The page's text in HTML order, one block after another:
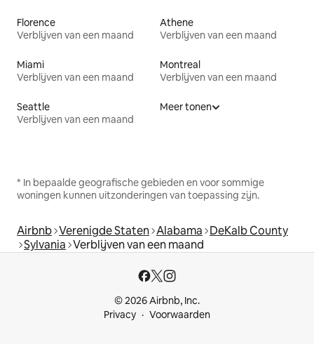
Florence
Verblijven van een maand
Athene
Verblijven van een maand
Miami
Verblijven van een maand
Montreal
Verblijven van een maand
Seattle
Verblijven van een maand
Meer tonen
* In bepaalde geografische gebieden en voor sommige
woningen kunnen uitzonderingen van toepassing zijn.
Airbnb Verenigde Staten Alabama DeKalb County
Sylvania Verblijven van een maand
© 2026 Airbnb, Inc.
Privacy
Voorwaarden